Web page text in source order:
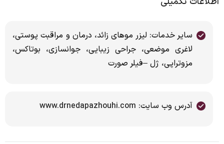
سایر خدمات: لیزر موهای زائد، درمان و مراقبت پوستی،
لاغری موضعی، جراحی زیبایی، جوانسازی، بوتاکس،
مزوتراپی، ژل –فیلر صورت
آدرس وب سایت: www.drnedapazhouhi.com